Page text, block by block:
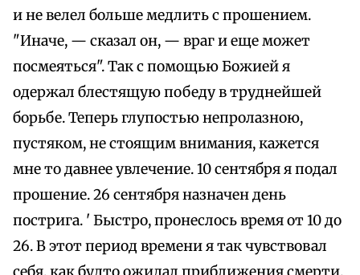
и не велел больше медлить с прошением.
"Иначе, — сказал он, — враг и еще может
посмеяться". Так с помощью Божией я
одержал блестящую победу в труднейшей
борьбе. Теперь глупостью непролазною,
пустяком, не стоящим внимания, кажется
мне то давнее увлечение. 10 сентября я подал
прошение. 26 сентября назначен день
пострига. ' Быстро, пронеслось время от 10 до
26. В этот период времени я так чувствовал